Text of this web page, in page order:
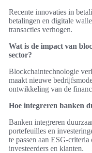
Recente innovaties in
betalingen en digitale
transacties verhogen.
Wat is de impact van
sector?
Blockchaintechnologie
maakt nieuwe
ontwikkeling van de
Hoe integreren banken
Banken integreren
portefeuilles en
te passen aan ESG-
investeerders en klanten.